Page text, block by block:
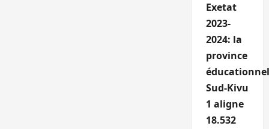
Exetat
2023-
2024: la
province
Sud-Kivu
1 aligne
18.532